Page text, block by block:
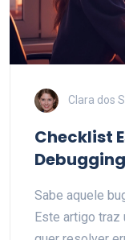
Clara dos
Checklist
Sabe aquele
Este artigo traz